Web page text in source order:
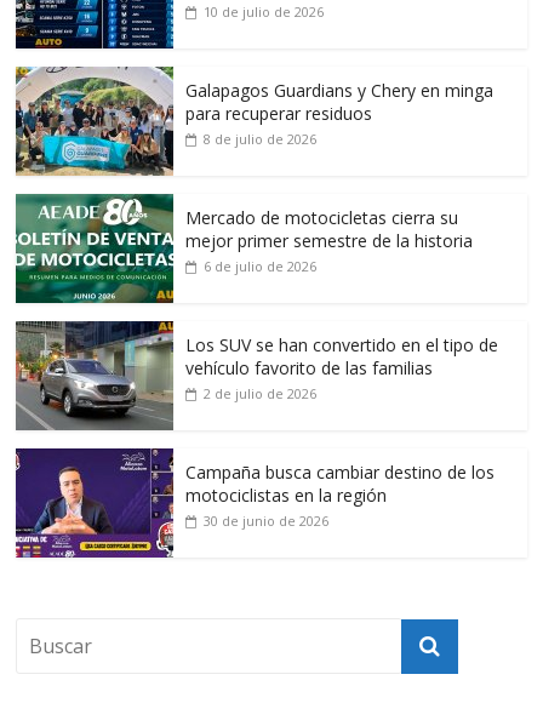
10 de julio de 2026
Galapagos Guardians y Chery en minga
para recuperar residuos
8 de julio de 2026
Mercado de motocicletas cierra su
mejor primer semestre de la historia
6 de julio de 2026
Los SUV se han convertido en el tipo de
vehículo favorito de las familias
2 de julio de 2026
Campaña busca cambiar destino de los
motociclistas en la región
30 de junio de 2026